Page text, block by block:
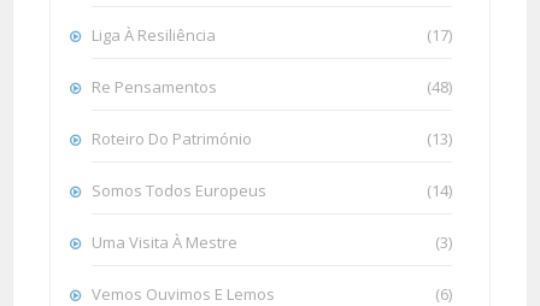
Liga À Resiliência (17)
Re Pensamentos (48)
Roteiro Do Património (13)
Somos Todos Europeus (14)
Uma Visita À Mestre (3)
Vemos Ouvimos E Lemos (6)